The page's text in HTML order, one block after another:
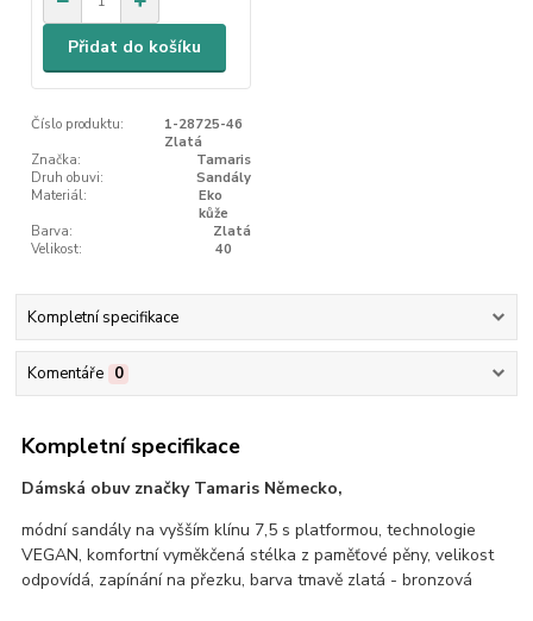
Přidat do košíku
Číslo produktu:
1-28725-46
Zlatá
Značka:
Tamaris
Druh obuvi:
Sandály
Materiál:
Eko
kůže
Barva:
Zlatá
Velikost:
40
Kompletní specifikace
Komentáře 0
Kompletní specifikace
Dámská obuv značky Tamaris Německo,
módní sandály na vyšším klínu 7,5 s platformou, technologie
VEGAN, komfortní vyměkčená stélka z paměťové pěny, velikost
odpovídá, zapínání na přezku, barva tmavě zlatá - bronzová